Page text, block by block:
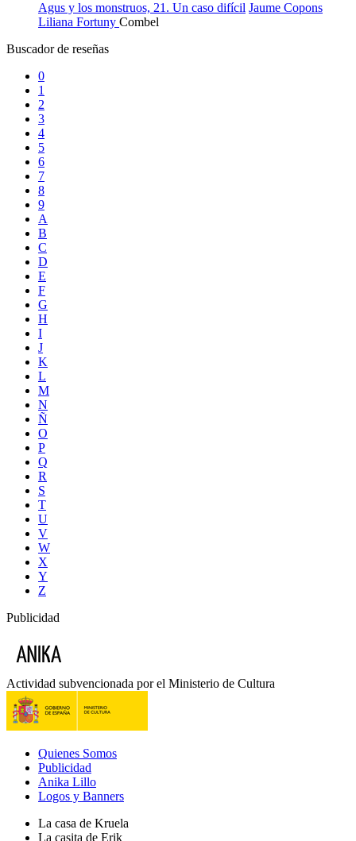
Agus y los monstruos, 21. Un caso difícil Jaume Copons
Liliana Fortuny Combel
Buscador de reseñas
0
1
2
3
4
5
6
7
8
9
A
B
C
D
E
F
G
H
I
J
K
L
M
N
Ñ
O
P
Q
R
S
T
U
V
W
X
Y
Z
Publicidad
Actividad subvencionada por el Ministerio de Cultura
Quienes Somos
Publicidad
Anika Lillo
Logos y Banners
La casa de Kruela
La casita de Erik